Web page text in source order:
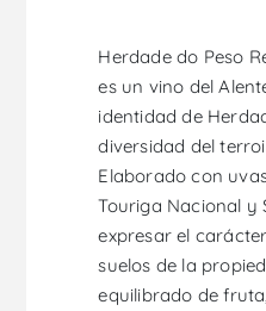
Herdade do Peso
es un vino del
identidad de
diversidad del
Elaborado con
Touriga Nacional y
expresar el
suelos de la
equilibrado de